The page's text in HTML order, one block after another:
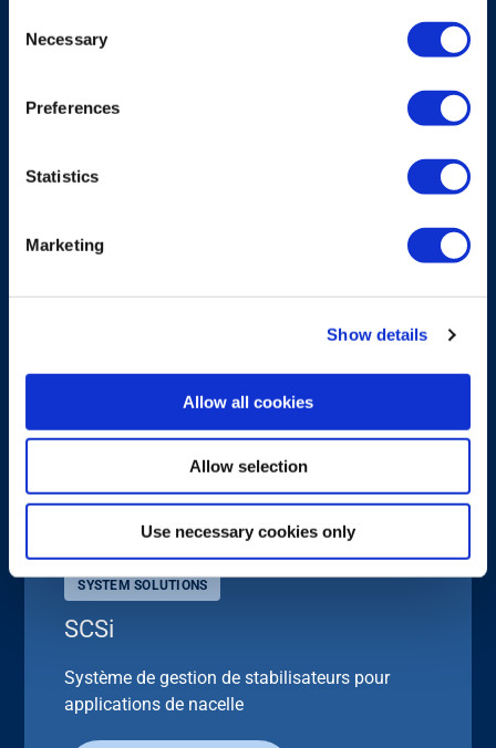
Selection
Necessary
Preferences
Statistics
Marketing
Show details
Allow all cookies
Allow selection
Use necessary cookies only
Appareil d’alarme pour éviter la perte de votre
SYSTEM SOLUTIONS
SCSi
Système de gestion de stabilisateurs pour
applications de nacelle